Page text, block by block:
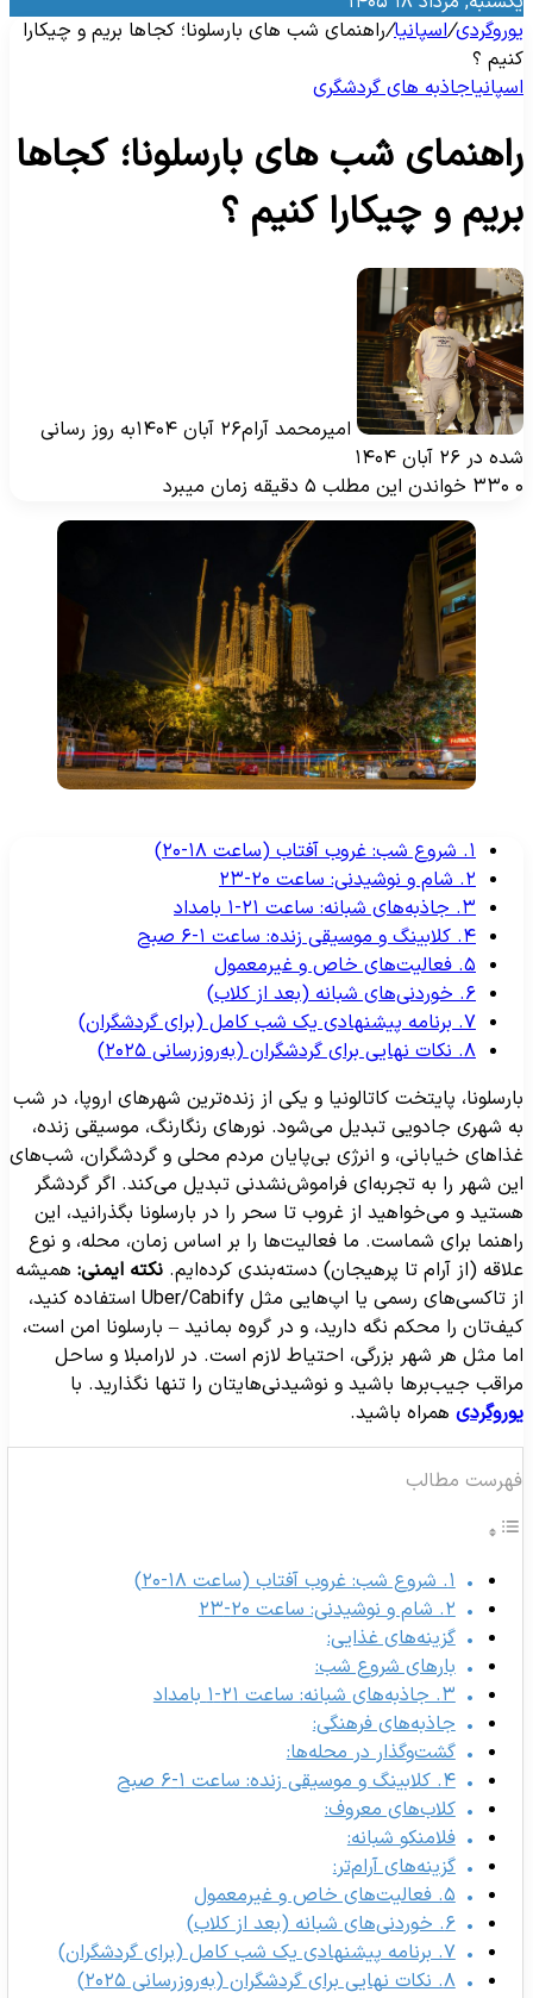
/اسپانیا/راهنمای شب های بارسلونا؛ کجاها بریم و چیکارا
؟
جاذبه‌ های گردشگری
شب های بارسلونا؛ کجاها
و چیکارا کنیم ؟
امیرمحمد آرام۲۶ آبان ۱۴۰۴
به روز رسانی
در ۲۶ آبان ۱۴۰۴
خواندن این مطلب ۵ دقیقه زمان میبرد
پایتخت کاتالونیا و یکی از زنده‌ترین شهرهای اروپا، در شب
شهری جادویی تبدیل می‌شود. نورهای رنگارنگ، موسیقی زنده،
خیابانی، و انرژی بی‌پایان مردم محلی و گردشگران، شب‌های
شهر را به تجربه‌ای فراموش‌نشدنی تبدیل می‌کند. اگر گردشگر
و می‌خواهید از غروب تا سحر را در بارسلونا بگذرانید، این
برای شماست. ما فعالیت‌ها را بر اساس زمان، محله، و نوع
(از آرام تا پرهیجان) دسته‌بندی کرده‌ایم.نکته ایمنی:همیشه
از تاکسی‌های رسمی یا اپ‌هایی مثل Uber/Cabify استفاده کنید،
را محکم نگه دارید، و در گروه بمانید – بارسلونا امن است،
مثل هر شهر بزرگی، احتیاط لازم است. در لارامبلا و ساحل
جیب‌برها باشید و نوشیدنی‌هایتان را تنها نگذارید. با
همراه باشید.
مطالب
۱. شروع شب: غروب آفتاب (ساعت ۱۸-۲۰)
۲. شام و نوشیدنی: ساعت ۲۰-۲۳
گزینه‌های غذایی:
بارهای شروع شب:
۳. جاذبه‌های شبانه: ساعت ۲۱-۱ بامداد
جاذبه‌های فرهنگی:
گشت‌وگذار در محله‌ها:
۴. کلابینگ و موسیقی زنده: ساعت ۱-۶ صبح
کلاب‌های معروف:
فلامنکو شبانه:
گزینه‌های آرام‌تر:
۵. فعالیت‌های خاص و غیرمعمول
۶. خوردنی‌های شبانه (بعد از کلاب)
۷. برنامه پیشنهادی یک شب کامل (برای گردشگران)
۸. نکات نهایی برای گردشگران (به‌روزرسانی ۲۰۲۵)